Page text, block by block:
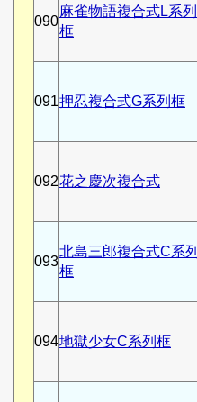
090
麻雀物語複合式L系列
框
091押忍複合式G系列框
092花之慶次複合式
093
北島三郎複合式C系列
框
094地獄少女C系列框